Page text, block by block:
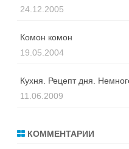
24.12.2005
Комон комон
19.05.2004
Кухня. Рецепт дня.
11.06.2009
КОММЕНТАРИИ